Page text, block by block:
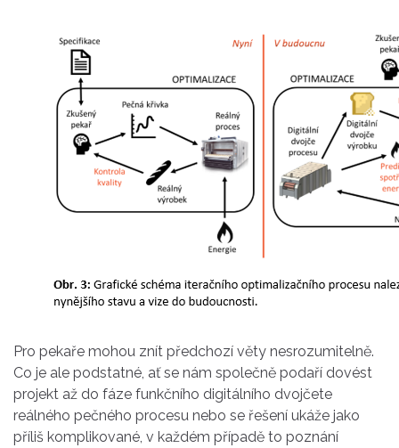
Pro pekaře mohou znít předchozí věty nesrozumitelně.
Co je ale podstatné, ať se nám společně podaří dovést
projekt až do fáze funkčního digitálního dvojčete
reálného pečného procesu nebo se řešení ukáže jako
příliš komplikované, v každém případě to poznání